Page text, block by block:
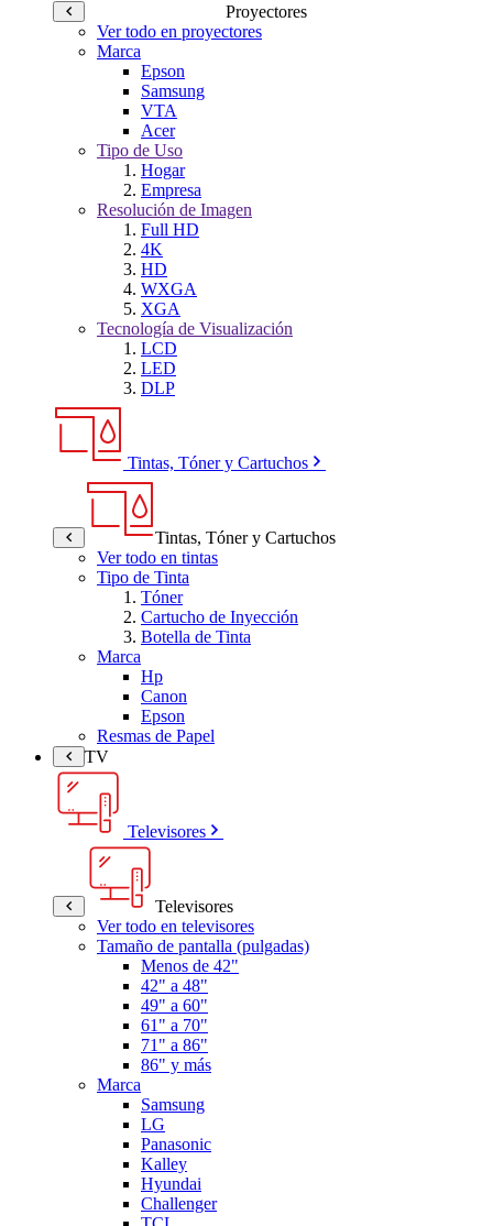
Proyectores
Ver todo en proyectores
Marca
Epson
Samsung
VTA
Acer
Tipo de Uso
Hogar
Empresa
Resolución de Imagen
Full HD
4K
HD
WXGA
XGA
Tecnología de Visualización
LCD
LED
DLP
Tintas, Tóner y Cartuchos
Tintas, Tóner y Cartuchos
Ver todo en tintas
Tipo de Tinta
Tóner
Cartucho de Inyección
Botella de Tinta
Marca
Hp
Canon
Epson
Resmas de Papel
TV
Televisores
Televisores
Ver todo en televisores
Tamaño de pantalla (pulgadas)
Menos de 42"
42" a 48"
49" a 60"
61" a 70"
71" a 86"
86" y más
Marca
Samsung
LG
Panasonic
Kalley
Hyundai
Challenger